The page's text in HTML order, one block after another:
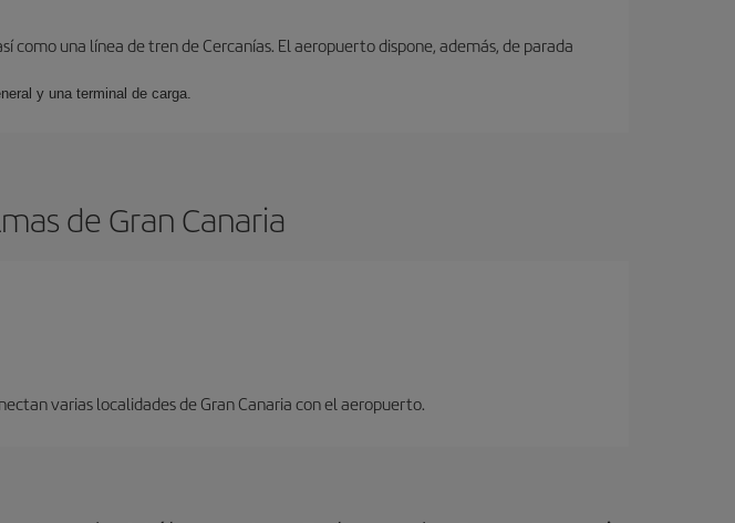
como una línea de tren de Cercanías. El aeropuerto dispone, además, de parada
y una terminal de carga.
de Gran Canaria
varias localidades de Gran Canaria con el aeropuerto.